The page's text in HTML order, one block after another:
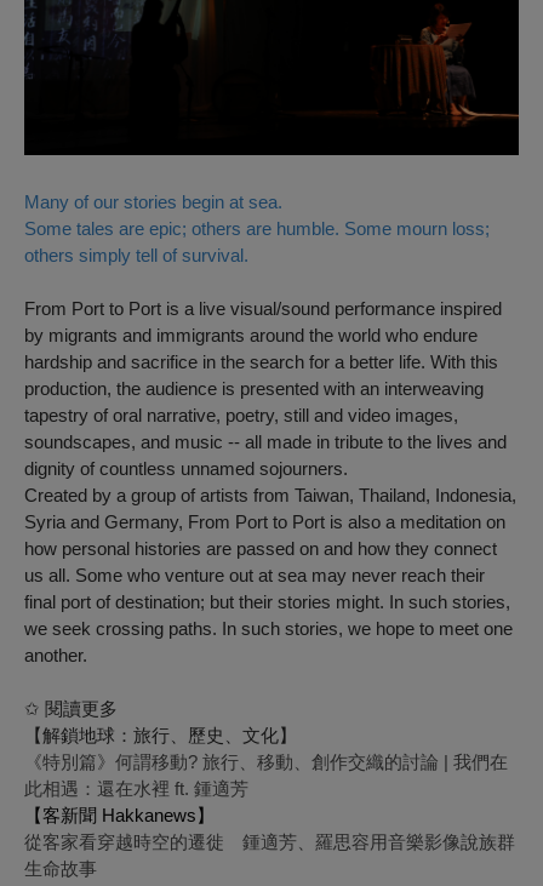
Many of our stories begin at sea.
Some tales are epic; others are humble. Some mourn loss;
others simply tell of survival.
From Port to Port is a live visual/sound performance inspired
by migrants and immigrants around the world who endure
hardship and sacrifice in the search for a better life. With this
production, the audience is presented with an interweaving
tapestry of oral narrative, poetry, still and video images,
soundscapes, and music -- all made in tribute to the lives and
dignity of countless unnamed sojourners.
Created by a group of artists from Taiwan, Thailand, Indonesia,
Syria and Germany, From Port to Port is also a meditation on
how personal histories are passed on and how they connect
us all. Some who venture out at sea may never reach their
final port of destination; but their stories might. In such stories,
we seek crossing paths. In such stories, we hope to meet one
another.
✩ 閱讀更多
【解鎖地球：旅行、歷史、文化】
《特別篇》何謂移動? 旅行、移動、創作交織的討論 | 我們在
此相遇：還在水裡 ft. 鍾適芳
【客新聞 Hakkanews】
從客家看穿越時空的遷徙 鍾適芳、羅思容用音樂影像說族群
生命故事